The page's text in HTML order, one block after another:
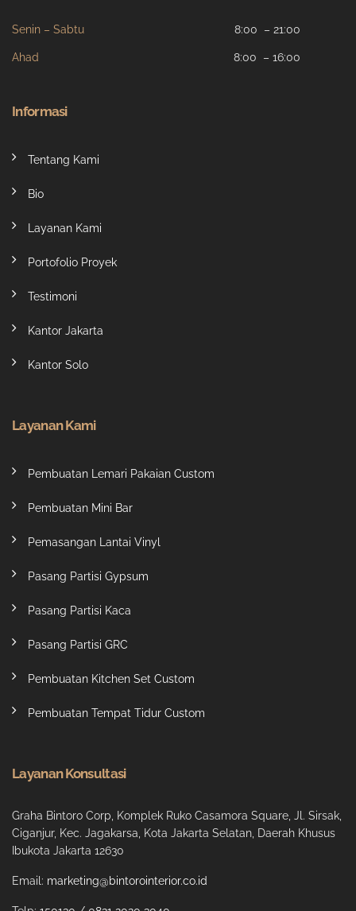
Senin – Sabtu 8:00 – 21:00
Ahad 8:00 – 16:00
Informasi
Tentang Kami
Bio
Layanan Kami
Portofolio Proyek
Testimoni
Kantor Jakarta
Kantor Solo
Layanan Kami
Pembuatan Lemari Pakaian Custom
Pembuatan Mini Bar
Pemasangan Lantai Vinyl
Pasang Partisi Gypsum
Pasang Partisi Kaca
Pasang Partisi GRC
Pembuatan Kitchen Set Custom
Pembuatan Tempat Tidur Custom
Layanan Konsultasi
Graha Bintoro Corp, Komplek Ruko Casamora Square, Jl. Sirsak,
Ciganjur, Kec. Jagakarsa, Kota Jakarta Selatan, Daerah Khusus
Ibukota Jakarta 12630
Email: marketing@bintorointerior.co.id